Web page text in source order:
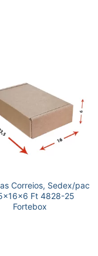
Correios, Sedex/pac
Ft 4828-25
Fortebox